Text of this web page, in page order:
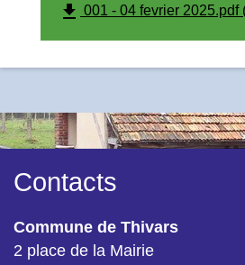
file_download 001 - 04 fevrier 2025.pdf
Contacts
Commune de Thivars
2 place de la Mairie